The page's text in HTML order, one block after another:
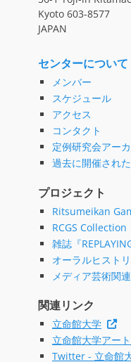
Kyoto 603-8577
JAPAN
センターについて
メンバー
スケジュール
アクセス
コンタクト
定例研究会アー
過去に開催され
プロジェクト
Ritsumeikan
RCGS Collection
雑誌『
オーラルヒスト
メディア芸術関
関連リンク
立命館大学
立命館大学アー
Twitter - 立命館